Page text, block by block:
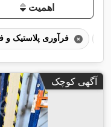
اهمیت
آگهی کوچک